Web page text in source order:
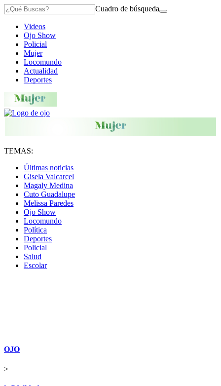
Cuadro de búsqueda
Videos
Ojo Show
Policial
Mujer
Locomundo
Actualidad
Deportes
TEMAS:
Últimas noticias
Gisela Valcarcel
Magaly Medina
Cuto Guadalupe
Melissa Paredes
Ojo Show
Locomundo
Política
Deportes
Policial
Salud
Escolar
OJO
>